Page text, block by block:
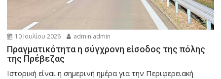
10 Ιουλίου 2026 admin admin
Πραγματικότητα η σύγχρονη είσοδος της πόλης
της Πρέβεζας
Ιστορική είναι η σημερινή ημέρα για την Περιφερειακή